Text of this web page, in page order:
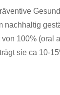
nachhaltig
100% (oral
sie ca 10-